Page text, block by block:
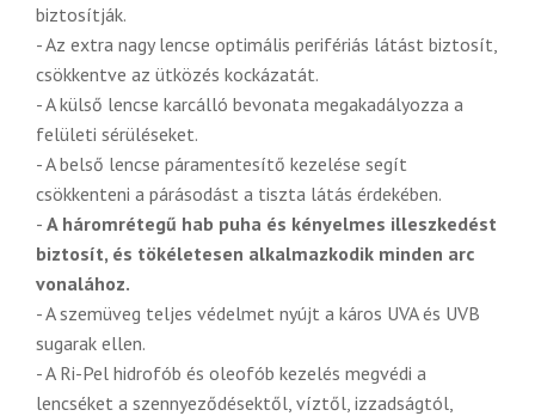
biztosítják.
- Az extra nagy lencse optimális perifériás látást biztosít,
csökkentve az ütközés kockázatát.
- A külső lencse karcálló bevonata megakadályozza a
felületi sérüléseket.
- A belső lencse páramentesítő kezelése segít
csökkenteni a párásodást a tiszta látás érdekében.
- A háromrétegű hab puha és kényelmes illeszkedést
biztosít, és tökéletesen alkalmazkodik minden arc
vonalához.
- A szemüveg teljes védelmet nyújt a káros UVA és UVB
sugarak ellen.
- A Ri-Pel hidrofób és oleofób kezelés megvédi a
lencséket a szennyeződésektől, víztől, izzadságtól,